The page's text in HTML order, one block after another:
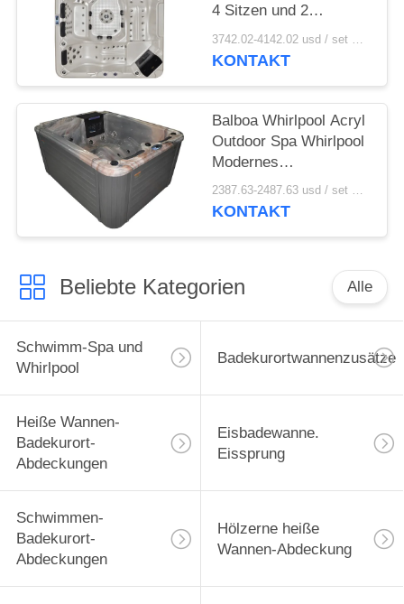
4 Sitzen und 2
Ganzkörper-Liegen,
tragbar für Partys und
3742.02-4142.02 usd / set MOQ:1
KONTAKT
Balboa Whirlpool Acryl
Outdoor Spa Whirlpool
Modernes
europäisches Design
Ökofreundliches
2387.63-2487.63 usd / set MOQ:1
KONTAKT
Beliebte Kategorien Alle
Schwimm-Spa und
Whirlpool
Badekurortwannenzusätze
Heiße Wannen-
Badekurort-
Abdeckungen
Eisbadewanne.
Eissprung
Schwimmen-
Badekurort-
Abdeckungen
Hölzerne heiße
Wannen-Abdeckung